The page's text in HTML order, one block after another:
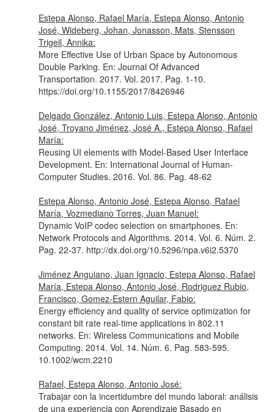
Estepa Alonso, Rafael María, Estepa Alonso, Antonio
José, Wideberg, Johan, Jonasson, Mats, Stensson
Trigell, Annika:
More Effective Use of Urban Space by Autonomous
Double Parking. En: Journal Of Advanced
Transportation. 2017. Vol. 2017. Pag. 1-10.
https://doi.org/10.1155/2017/8426946
Delgado González, Antonio Luis, Estepa Alonso, Antonio
José, Troyano Jiménez, José A., Estepa Alonso, Rafael
María:
Reusing UI elements with Model-Based User Interface
Development. En: International Journal of Human-
Computer Studies. 2016. Vol. 86. Pag. 48-62
Estepa Alonso, Antonio José, Estepa Alonso, Rafael
María, Vozmediano Torres, Juan Manuel:
Dynamic VoIP codec selection on smartphones. En:
Network Protocols and Algorithms. 2014. Vol. 6. Núm. 2.
Pag. 22-37. http://dx.doi.org/10.5296/npa.v6i2.5370
Jiménez Anguiano, Juan Ignacio, Estepa Alonso, Rafael
María, Estepa Alonso, Antonio José, Rodriguez Rubio,
Francisco, Gomez-Estern Aguilar, Fabio:
Energy efficiency and quality of service optimization for
constant bit rate real-time applications in 802.11
networks. En: Wireless Communications and Mobile
Computing. 2014. Vol. 14. Núm. 6. Pag. 583-595.
10.1002/wcm.2210
Rafael, Estepa Alonso, Antonio José:
Trabajar con la incertidumbre del mundo laboral: análisis
de una experiencia con Aprendizaje Basado en